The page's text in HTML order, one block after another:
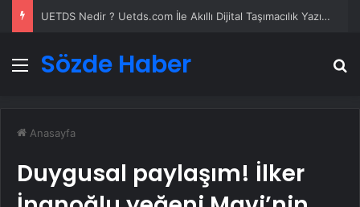
UETDS Nedir ? Uetds.com İle Akıllı Dijital Taşımacılık Yazılımı
Menü
Sözde Haber
Anasayfa
Duygusal paylaşım! İlker